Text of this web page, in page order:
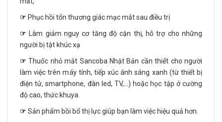
☞ Phục hồi tổn thương giác mạc mắt sau điều trị
☞
Làm giảm nguy cơ tăng độ cận thị, hỗ trợ cho những
người bị tật khúc xạ
☞Thuốc nhỏ mắt Sancoba Nhật Bản cần thiết cho người
làm việc trên máy tính, tiếp xúc ánh sáng xanh (từ thiết bị
điện tử, smartphone, đàn led, TV,...) hoặc học tập ở cường
độ cao, thức khuya.
☞ Sản phẩm bồi bổ thị lực giúp bạn làm việc hiệu quả hơn.